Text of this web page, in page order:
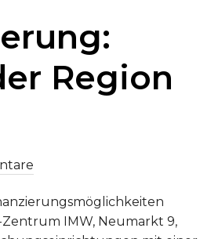
Region
Zentrum IMW, Neumarkt 9,